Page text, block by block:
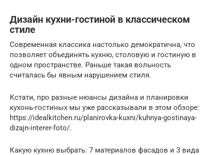
Дизайн кухни-гостиной в классическом
стиле
Современная классика настолько демократична, что
позволяет объединять кухню, столовую и гостиную в
одном пространстве. Раньше такая вольность
считалась бы явным нарушением стиля.
Кстати, про разные нюансы дизайна и планировки
кухонь-гостиных мы уже рассказывали в этом обзоре:
https://idealkitchen.ru/planirovka-kuxni/kuhnya-gostinaya-
dizajn-interer-foto/.
Какую кухню выбрать: 7 материалов фасадов и 3 вида